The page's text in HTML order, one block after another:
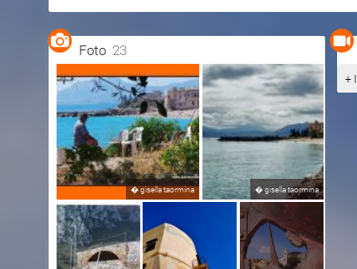
Foto 23
�gisella taormina �gisella taormina
+